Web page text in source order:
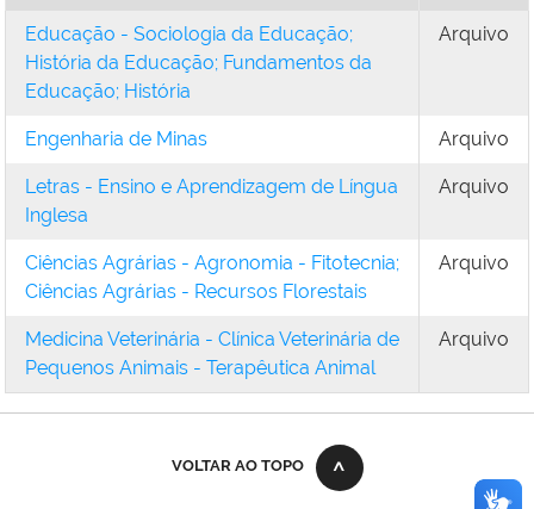
Educação - Sociologia da Educação;
História da Educação; Fundamentos da
Educação; História
Arquivo
Engenharia de Minas Arquivo
Letras - Ensino e Aprendizagem de Língua
Inglesa
Arquivo
Ciências Agrárias - Agronomia - Fitotecnia;
Ciências Agrárias - Recursos Florestais
Arquivo
Medicina Veterinária - Clínica Veterinária de
Pequenos Animais - Terapêutica Animal
Arquivo
VOLTAR AO TOPO